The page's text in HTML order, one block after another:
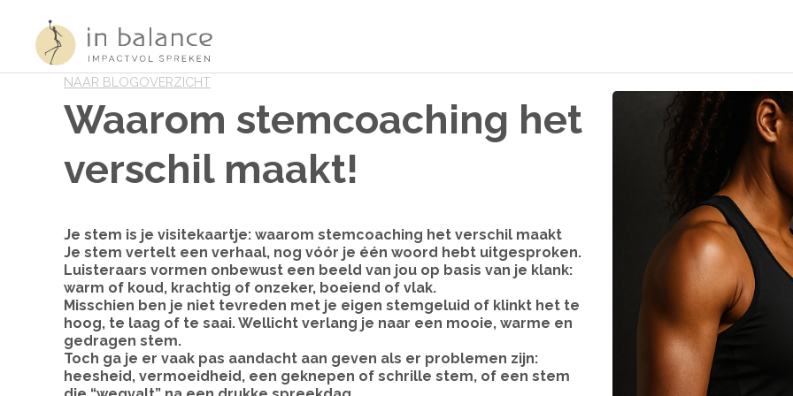
inhoud
NAAR BLOGOVERZICHT
Waarom stemcoaching het
verschil maakt!
Je stem is je visitekaartje: waarom stemcoaching het verschil maakt
Je stem vertelt een verhaal, nog vóór je één woord hebt uitgesproken.
Luisteraars vormen onbewust een beeld van jou op basis van je klank:
warm of koud, krachtig of onzeker, boeiend of vlak.
Misschien ben je niet tevreden met je eigen stemgeluid of klinkt het te
hoog, te laag of te saai. Wellicht verlang je naar een mooie, warme en
gedragen stem.
Toch ga je er vaak pas aandacht aan geven als er problemen zijn:
heesheid, vermoeidheid, een geknepen of schrille stem, of een stem